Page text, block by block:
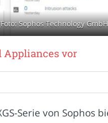
Sophos Technology
Appliances vor
Serie von